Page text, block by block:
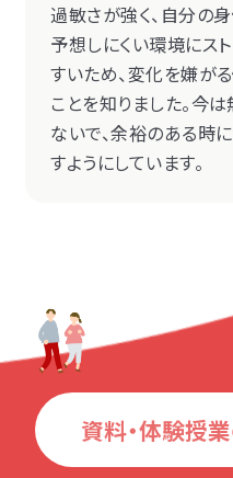
過敏さが強く、自分の
予想しにくい環境にス
すいため、変化を嫌が
ことを知りました。今
ないで、余裕のある時
すようにしています。
資料・体験授